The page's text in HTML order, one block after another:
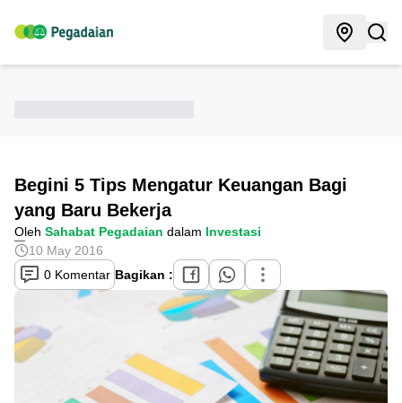
Begini 5 Tips Mengatur Keuangan Bagi
yang Baru Bekerja
Oleh Sahabat Pegadaian dalam Investasi
10 May 2016
0 Komentar Bagikan :